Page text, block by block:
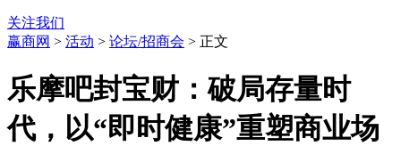
关注我们
赢商网 > 活动 > 论坛/招商会 > 正文
乐摩吧封宝财：破局存量时
代，以“即时健康”重塑商业场